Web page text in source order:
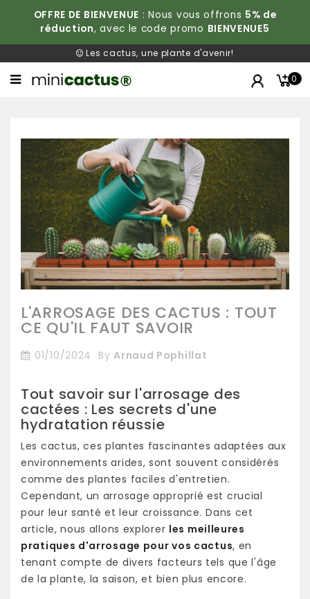
OFFRE DE BIENVENUE : Nous vous offrons 5% de
réduction, avec le code promo BIENVENUE5
Les cactus, une plante d'avenir!
0
L'ARROSAGE DES CACTUS : TOUT
CE QU'IL FAUT SAVOIR
01/10/2024 ByArnaud Pophillat
Tout savoir sur l'arrosage des
cactées : Les secrets d'une
hydratation réussie
Les cactus, ces plantes fascinantes adaptées aux
environnements arides, sont souvent considérés
comme des plantes faciles d'entretien.
Cependant, un arrosage approprié est crucial
pour leur santé et leur croissance. Dans cet
article, nous allons explorer les meilleures
pratiques d'arrosage pour vos cactus, en
tenant compte de divers facteurs tels que l'âge
de la plante, la saison, et bien plus encore.